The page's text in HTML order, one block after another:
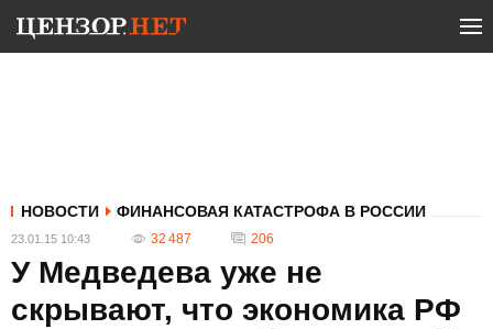
НОВОСТИ ФИНАНСОВАЯ КАТАСТРОФА В РОССИИ
23.01.15 10:43 32 487 206
У Медведева уже не
скрывают, что экономика РФ